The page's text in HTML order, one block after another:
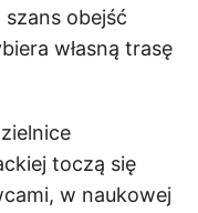
obejść
własną trasę
toczą się
w naukowej